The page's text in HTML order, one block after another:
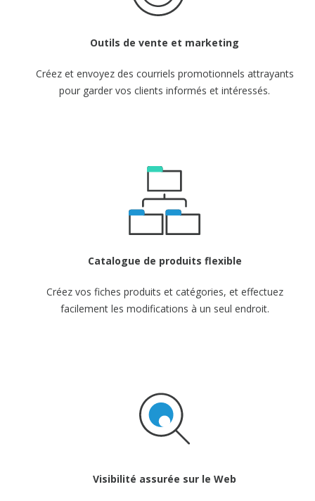
Outils de vente et marketing
Créez et envoyez des courriels promotionnels attrayants
pour garder vos clients informés et intéressés.
Catalogue de produits flexible
Créez vos fiches produits et catégories, et effectuez
facilement les modifications à un seul endroit.
Visibilité assurée sur le Web